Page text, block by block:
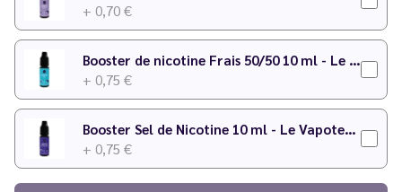
+ 0,70 €
Booster de nicotine Frais 50/50 10 ml - Le Vapoteur Discount
+ 0,75 €
Booster Sel de Nicotine 10 ml - Le Vapoteur Discount
+ 0,75 €